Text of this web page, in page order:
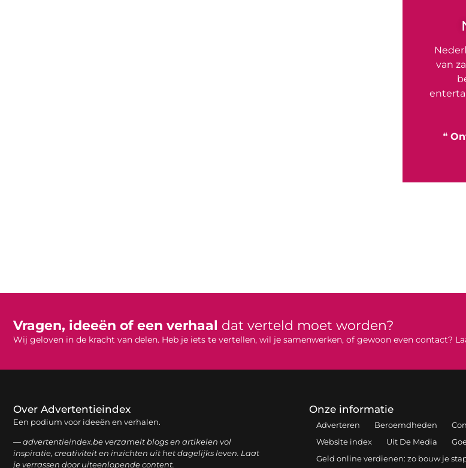
van
❝
Vragen, ideeën of een verhaal dat verteld moet worden?
Wij geloven in de kracht van delen. Heb je iets te vertellen, wil je samenwerken, of gewoon even contact?
Over Advertentieindex
Een podium voor ideeën en verhalen.
— advertentieindex.be verzamelt blogs en artikelen vol
inspiratie, creativiteit en inzichten uit het dagelijks leven. Laat
je verrassen door uiteenlopende content.
Onze informatie
Adverteren Beroemdheden
Website index
Uit De Media
Geld online verdienen: zo bouw je